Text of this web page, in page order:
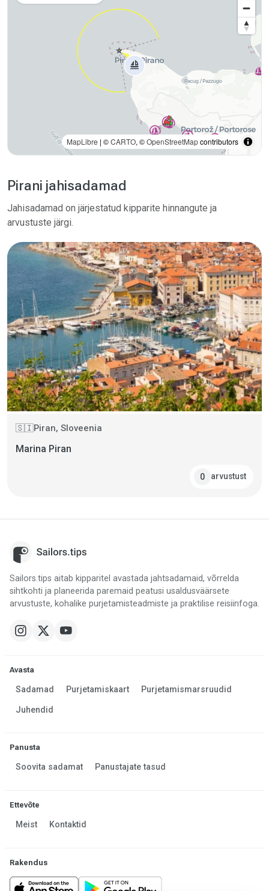
MapLibre | ©CARTO, ©OpenStreetMapcontributors
Pirani jahisadamad
Jahisadamad on järjestatud kipparite hinnangute ja
arvustuste järgi.
🇸🇮Piran, Sloveenia
Marina Piran
0 arvustust
Sailors.tips aitab kipparitel avastada jahtsadamaid, võrrelda
sihtkohti ja planeerida paremaid peatusi usaldusväärsete
arvustuste, kohalike purjetamisteadmiste ja praktilise reisiinfoga.
Avasta
Sadamad Purjetamiskaart Purjetamismarsruudid
Juhendid
Panusta
Soovita sadamat Panustajate tasud
Ettevõte
Meist Kontaktid
Rakendus